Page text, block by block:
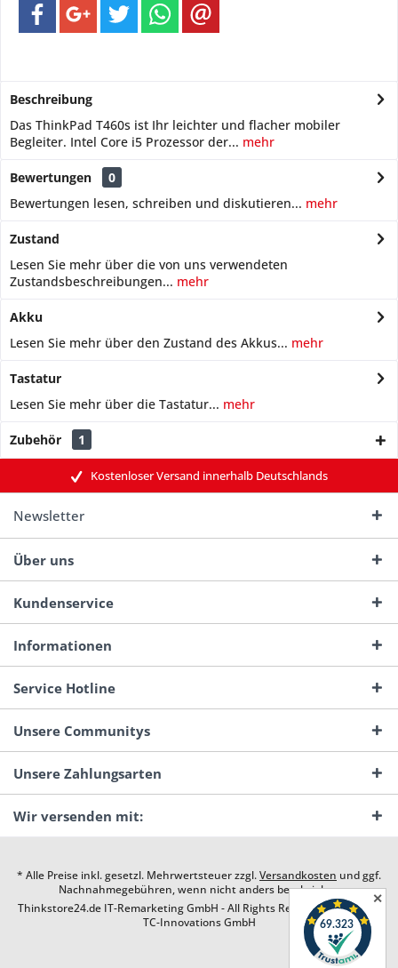
Beschreibung
Das ThinkPad T460s ist Ihr leichter und flacher mobiler
Begleiter. Intel Core i5 Prozessor der... mehr
Bewertungen
0
Bewertungen lesen, schreiben und diskutieren... mehr
Zustand
Lesen Sie mehr über die von uns verwendeten
Zustandsbeschreibungen... mehr
Akku
Lesen Sie mehr über den Zustand des Akkus... mehr
Tastatur
Lesen Sie mehr über die Tastatur... mehr
Zubehör 1
Kostenloser Versand innerhalb Deutschlands
Newsletter
Über uns
Kundenservice
Informationen
Service Hotline
Unsere Communitys
Unsere Zahlungsarten
Wir versenden mit:
* Alle Preise inkl. gesetzl. Mehrwertsteuer zzgl.Versandkosten und ggf.
Nachnahmegebühren, wenn nicht anders beschrieben
Thinkstore24.de IT-Remarketing GmbH - All Rights Reserved. Design by
TC-Innovations GmbH
✕